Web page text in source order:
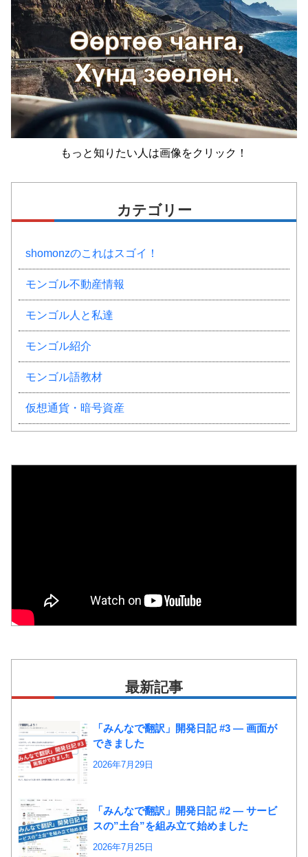
もっと知りたい人は画像をクリック！
カテゴリー
shomonzのこれはスゴイ！
モンゴル不動産情報
モンゴル人と私達
モンゴル紹介
モンゴル語教材
仮想通貨・暗号資産
最新記事
「みんなで翻訳」開発日記 #3 ― 画面が
できました
2026年7月29日
「みんなで翻訳」開発日記 #2 ― サービ
スの”土台”を組み立て始めました
2026年7月25日